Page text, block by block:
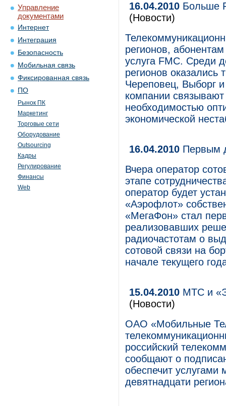
Управление
документами
Интернет
Интеграция
Безопасность
Мобильная связь
Фиксированная связь
ПО
Рынок ПК
Маркетинг
Торговые сети
Оборудование
Outsourcing
Кадры
Регулирование
Финансы
Web
16.04.2010 Больше
(Новости)
регионов,
услуга FMC. Среди
регионов оказались
Череповец, Выборг
компании
необходимостью
экономической
16.04.2010 Первым
Вчера оператор
этапе
оператор будет
«Аэрофлот»
«МегаФон» стал
реализовавших
радиочастотам о
сотовой связи на
начале текущего
15.04.2010 МТС и
(Новости)
ОАО «Мобильные
российский
сообщают о
обеспечит
девятнадцати